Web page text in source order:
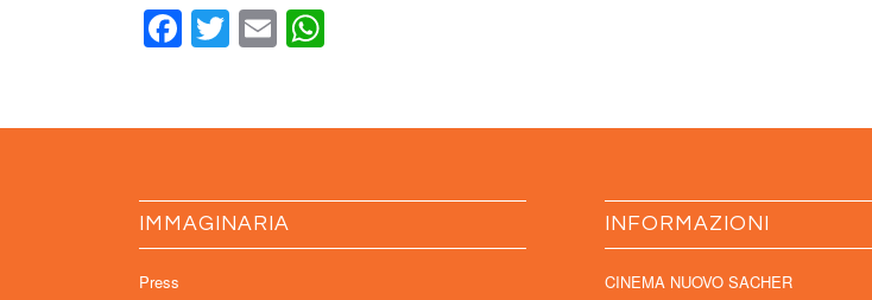
Facebook
Twitter
Email
IMMAGINARIA
Press
INFORMAZIONI
CINEMA NUOVO SACHER